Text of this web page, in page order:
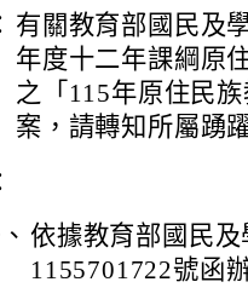
有關教育部國民及
年度十二年課綱原
之「115年原住民
案，請轉知所屬踴
依據教育部國民
1155701722號函